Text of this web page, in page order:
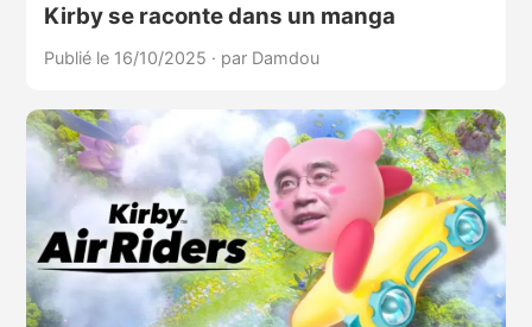
Kirby se raconte dans un manga
Publié le 16/10/2025 · par Damdou